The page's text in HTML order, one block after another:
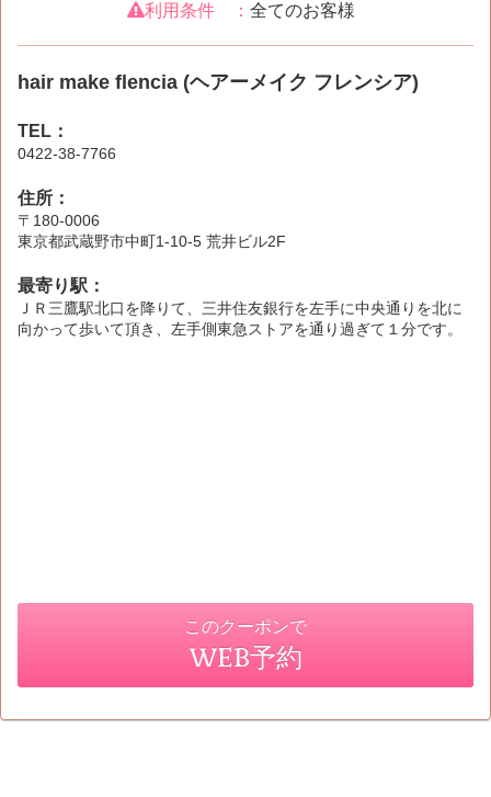
利用条件 ： 全てのお客様
hair make flencia (ヘアーメイク フレンシア)
TEL：
0422-38-7766
住所：
〒180-0006
東京都武蔵野市中町1-10-5 荒井ビル2F
最寄り駅：
ＪＲ三鷹駅北口を降りて、三井住友銀行を左手に中央通りを北に
向かって歩いて頂き、左手側東急ストアを通り過ぎて１分です。
このクーポンで
WEB予約